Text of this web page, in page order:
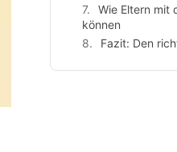
Wie Eltern mit
können
Fazit: Den